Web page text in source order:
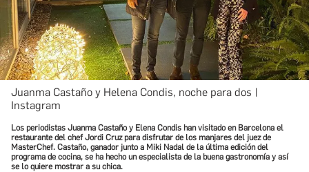
Juanma Castaño y Helena Condis, noche para dos |
Instagram
Los periodistas Juanma Castaño y Elena Condis han visitado en Barcelona el
restaurante del chef Jordi Cruz para disfrutar de los manjares del juez de
MasterChef. Castaño, ganador junto a Miki Nadal de la última edición del
programa de cocina, se ha hecho un especialista de la buena gastronomía y así
se lo quiere mostrar a su chica.